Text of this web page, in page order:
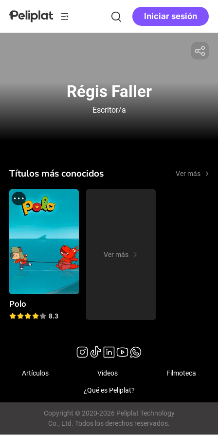
Iniciar sesión
Régis Faller
Escritor/a
Títulos más conocidos Ver más
Polo
8.3
Ver más
Artículos Videos Filmoteca
¿Qué es Peliplat?
Copyright © 2020-2026 Peliplat Technology
Co., Ltd. Todos los derechos reservados.